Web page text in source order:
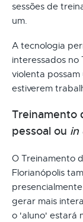
sessões de
um.
A tecnologia
interessados no
violenta possam
estiverem
Treinamento
pessoal ou in
O Treinamento
Florianópolis
gerar mais
o 'aluno' estará